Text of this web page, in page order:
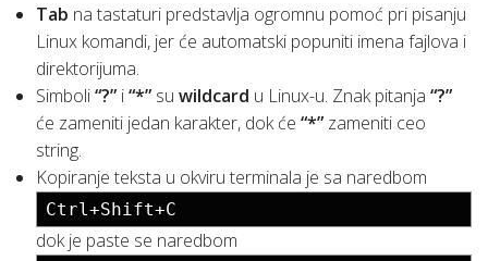
Tab na tastaturi predstavlja ogromnu pomoć pri pisanju
Linux komandi, jer će automatski popuniti imena fajlova i
direktorijuma.
Simboli“?”i“*”su wildcard u Linux-u. Znak pitanja “?”
će zameniti jedan karakter, dok će “*”zameniti ceo
string.
Kopiranje teksta u okviru terminala je sa naredbom
Ctrl+Shift+C
dok je paste se naredbom